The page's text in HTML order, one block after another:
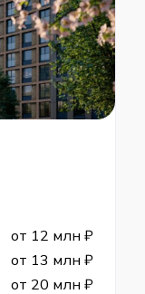
от 12 млн ₽
от 13 млн ₽
от 20 млн ₽